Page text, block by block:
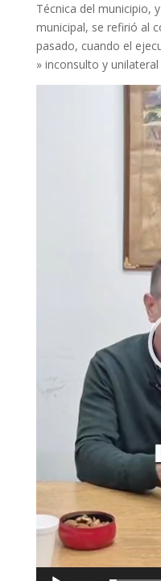
Técnica del municipio,
municipal, se refirió al
pasado, cuando el
» inconsulto y